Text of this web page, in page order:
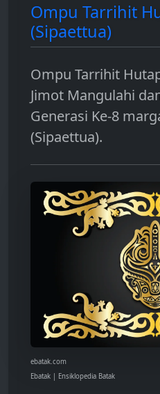
Ompu Tarrihit
(Sipaettua)
Ompu Tarrihit
Jimot Mangulahi
Generasi Ke-8
(Sipaettua).
ebatak.com
Ebatak | Ensiklopedia Batak